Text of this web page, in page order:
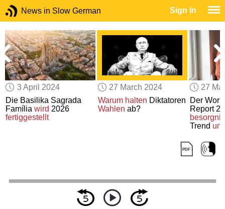
News in Slow German Sign In
3 April 2024
Die Basilika Sagrada
Famíliawird 2026
fertiggestellt
27 March 2024
Warum halten Diktatoren
Wahlen ab?
27
Der
Report
Trend